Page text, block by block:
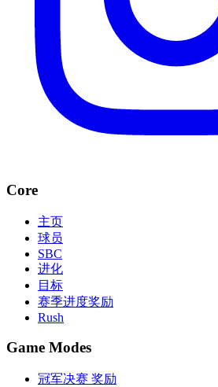
Core
主页
球员
SBC
进化
目标
赛季进度奖励
Rush
Game Modes
冠军决赛 奖励